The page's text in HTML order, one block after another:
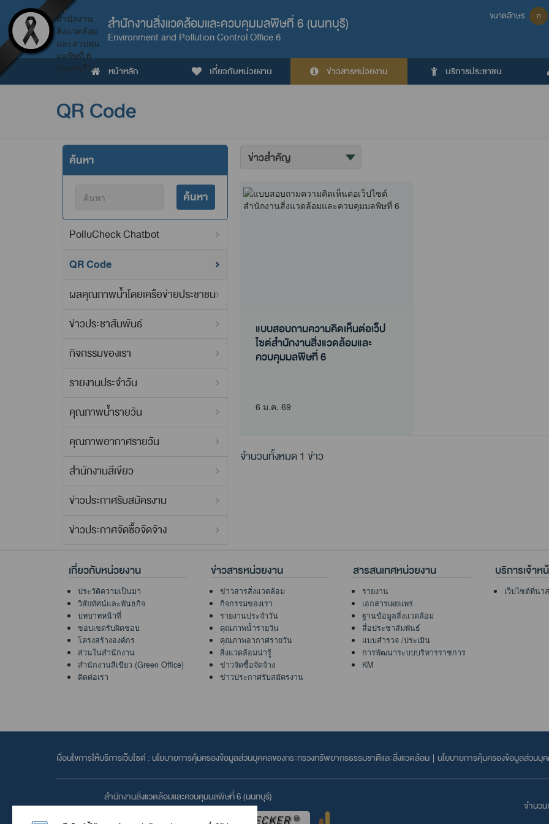
สำนักงานสิ่งแวดล้อมและควบคุมมลพิษที่ 6 (นนทบุรี)
Environment and Pollution Control Office 6
ขนาดอักษร ก
หน้าหลัก เกี่ยวกับหน่วยงาน ข่าวสารหน่วยงาน บริการประชาชน
QR Code
ค้นหา
ค้นหา
PolluCheck Chatbot
QR Code
ผลคุณภาพน้ำโดยเครือข่ายประชาชน
ข่าวประชาสัมพันธ์
กิจกรรมของเรา
รายงานประจำวัน
คุณภาพน้ำรายวัน
คุณภาพอากาศรายวัน
สำนักงานสีเขียว
ข่าวประกาศรับสมัครงาน
ข่าวประกาศจัดซื้อจัดจ้าง
จัด
เรียง
แบบสอบถามความคิดเห็นต่อเว็ป
ไซต์สำนักงานสิ่งแวดล้อมและ
ควบคุมมลพิษที่ 6
ควบคุมมลพิษที่ 6
6 ม.ค. 69
จำนวนทั้งหมด 1 ข่าว
เกี่ยวกับหน่วยงาน
ประวัติความเป็นมา
วิสัยทัศน์และพันธกิจ
บทบาทหน้าที่
ขอบเขตรับผิดชอบ
โครงสร้างองค์กร
ส่วนในสำนักงาน
สำนักงานสีเขียว (Green Office)
ติดต่อเรา
ข่าวสารหน่วยงาน
ข่าวสารสิ่งแวดล้อม
กิจกรรมของเรา
รายงานประจำวัน
คุณภาพน้ำรายวัน
คุณภาพอากาศรายวัน
สิ่งแวดล้อมน่ารู้
ข่าวจัดซื้อจัดจ้าง
ข่าวประกาศรับสมัครงาน
สารสนเทศหน่วยงาน
รายงาน
เอกสารเผยแพร่
ฐานข้อมูลสิ่งแวดล้อม
สื่อประชาสัมพันธ์
แบบสำรวจ /ประเมิน
การพัฒนาระบบบริหารราชการ
KM
บริการเจ้าห
เว็บไซต์ที่น่า
เงื่อนไขการให้บริการเว็บไซต์ : นโยบายการคุ้มครองข้อมูลส่วนบุคคลของกระทรวงทรัพยากรธรรมชาติและสิ่งแวดล้อม | นโยบายการคุ้มครองข้อมูลส่วนบุ
สำนักงานสิ่งแวดล้อมและควบคุมมลพิษที่ 6 (นนทบุรี)
จำนวน